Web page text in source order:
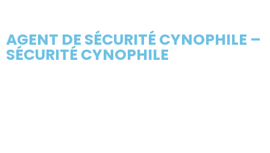
AGENT DE SÉCURITÉ CYNOPHILE –
SÉCURITÉ CYNOPHILE